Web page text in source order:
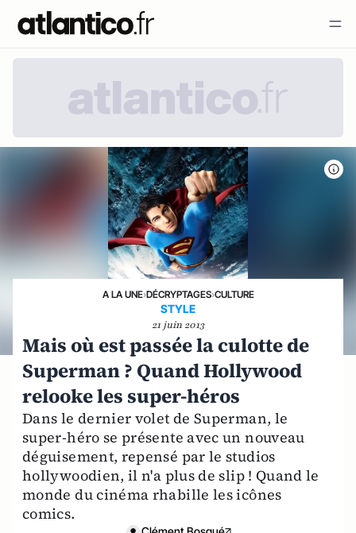
A LA UNE›DÉCRYPTAGES›CULTURE
STYLE
21 juin 2013
Mais où est passée la culotte de
Superman ? Quand Hollywood
relooke les super-héros
Dans le dernier volet de Superman, le
super-héro se présente avec un nouveau
déguisement, repensé par le studios
hollywoodien, il n'a plus de slip ! Quand le
monde du cinéma rhabille les icônes
comics.